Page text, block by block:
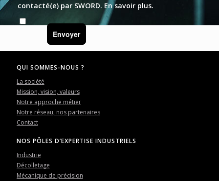
contacté(e) par SWORD. En savoir plus.
Envoyer
QUI SOMMES-NOUS ?
La société
Mission, vision, valeurs
Notre approche métier
Notre réseau, nos partenaires
Contact
NOS PÔLES D’EXPERTISE INDUSTRIELS
Industrie
Décolletage
Mécanique de précision